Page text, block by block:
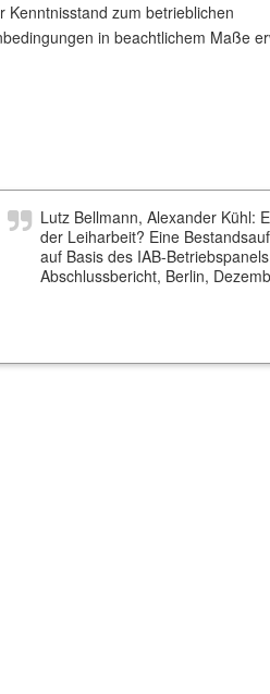
zum betrieblichen
in beachtlichem Maße
Lutz Bellmann, Alexander Kühl:
der Leiharbeit? Eine
auf Basis des IAB-
Abschlussbericht, Berlin,